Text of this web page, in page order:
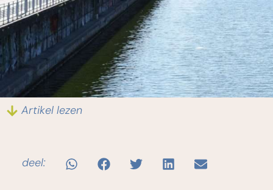
Artikel lezen
deel: